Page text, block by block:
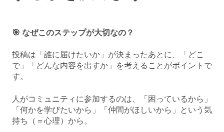
🎯 なぜこのステップが大切なの？
投稿は「誰に届けたいか」が決まったあとに、「どこ
で」「どんな内容を出すか」を考えることがポイントで
す。
人がコミュニティに参加するのは、「困っているから」
「何かを学びたいから」「仲間がほしいから」という気
持ち（＝心理）から。